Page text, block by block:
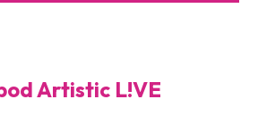
Artistic L!VE